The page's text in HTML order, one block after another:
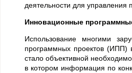
деятельности для управления
Инновационные
Использование многими
программных проектов (ИПП)
стало объективной
в котором информация по